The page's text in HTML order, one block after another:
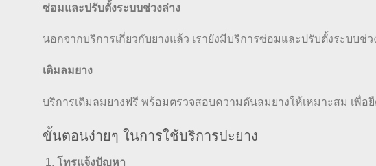
ซ่อมและปรับตั้งระบบช่วงล่าง
นอกจากบริการเกี่ยวกับยางแล้ว เรายังมีบริการซ่อมและปรับตั้งระบ
เติมลมยาง
บริการเติมลมยางฟรี พร้อมตรวจสอบความดันลมยางให้เหมาะสม เพื่
ขั้นตอนง่ายๆ ในการใช้บริการปะยาง
โทรแจ้งปัญหา